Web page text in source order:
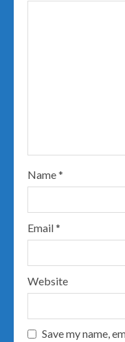
Name*
Email*
Website
Save my name,